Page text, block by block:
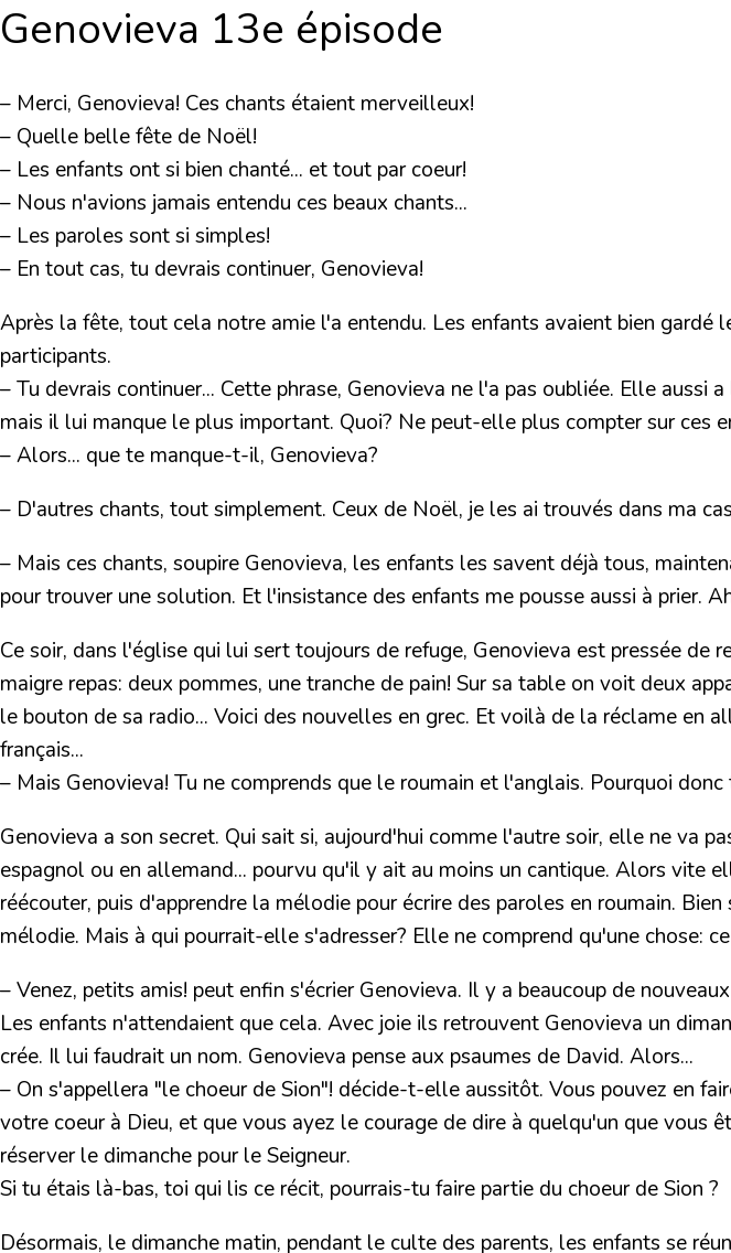
Genovieva 13e épisode
– Merci, Genovieva! Ces chants étaient merveilleux!
– Quelle belle fête de Noël!
– Les enfants ont si bien chanté... et tout par coeur!
– Nous n'avions jamais entendu ces beaux chants...
– Les paroles sont si simples!
– En tout cas, tu devrais continuer, Genovieva!
Après la fête, tout cela notre amie l'a entendu. Les enfants avaient bien gardé
participants.
– Tu devrais continuer... Cette phrase, Genovieva ne l'a pas oubliée. Elle
mais il lui manque le plus important. Quoi? Ne peut-elle plus compter sur ces
– Alors... que te manque-t-il, Genovieva?
– D'autres chants, tout simplement. Ceux de Noël, je les ai trouvés dans ma
– Mais ces chants, soupire Genovieva, les enfants les savent déjà tous,
pour trouver une solution. Et l'insistance des enfants me pousse aussi à prier.
Ce soir, dans l'église qui lui sert toujours de refuge, Genovieva est pressée
maigre repas: deux pommes, une tranche de pain! Sur sa table on voit deux
le bouton de sa radio... Voici des nouvelles en grec. Et voilà de la réclame en
français...
– Mais Genovieva! Tu ne comprends que le roumain et l'anglais. Pourquoi
Genovieva a son secret. Qui sait si, aujourd'hui comme l'autre soir, elle ne va
espagnol ou en allemand... pourvu qu'il y ait au moins un cantique. Alors vite
réécouter, puis d'apprendre la mélodie pour écrire des paroles en roumain.
mélodie. Mais à qui pourrait-elle s'adresser? Elle ne comprend qu'une chose:
– Venez, petits amis! peut enfin s'écrier Genovieva. Il y a beaucoup de
Les enfants n'attendaient que cela. Avec joie ils retrouvent Genovieva un
crée. Il lui faudrait un nom. Genovieva pense aux psaumes de David. Alors...
– On s'appellera "le choeur de Sion"! décide-t-elle aussitôt. Vous pouvez en
votre coeur à Dieu, et que vous ayez le courage de dire à quelqu'un que vous
réserver le dimanche pour le Seigneur.
Si tu étais là-bas, toi qui lis ce récit, pourrais-tu faire partie du choeur de Sion ?
Désormais, le dimanche matin, pendant le culte des parents, les enfants se